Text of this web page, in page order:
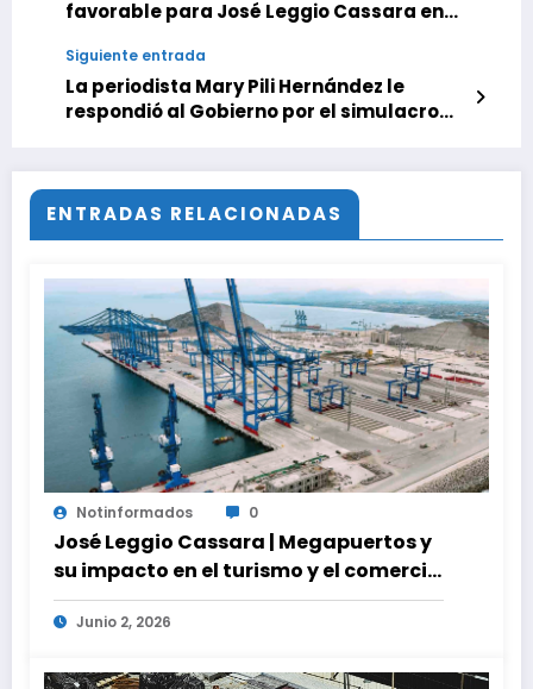
favorable para José Leggio Cassara en
Siguiente entrada
La periodista Mary Pili Hernández le
respondió al Gobierno por el simulacro
ENTRADAS RELACIONADAS
Notinformados 0
José Leggio Cassara | Megapuertos y
su impacto en el turismo y el comercio
global
Junio 2, 2026